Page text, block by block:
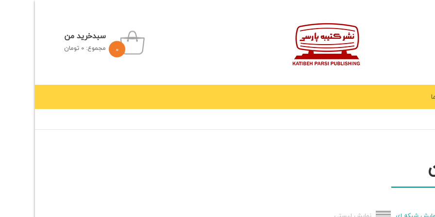
سبدخرید من
0 مجموع: 0 تومان